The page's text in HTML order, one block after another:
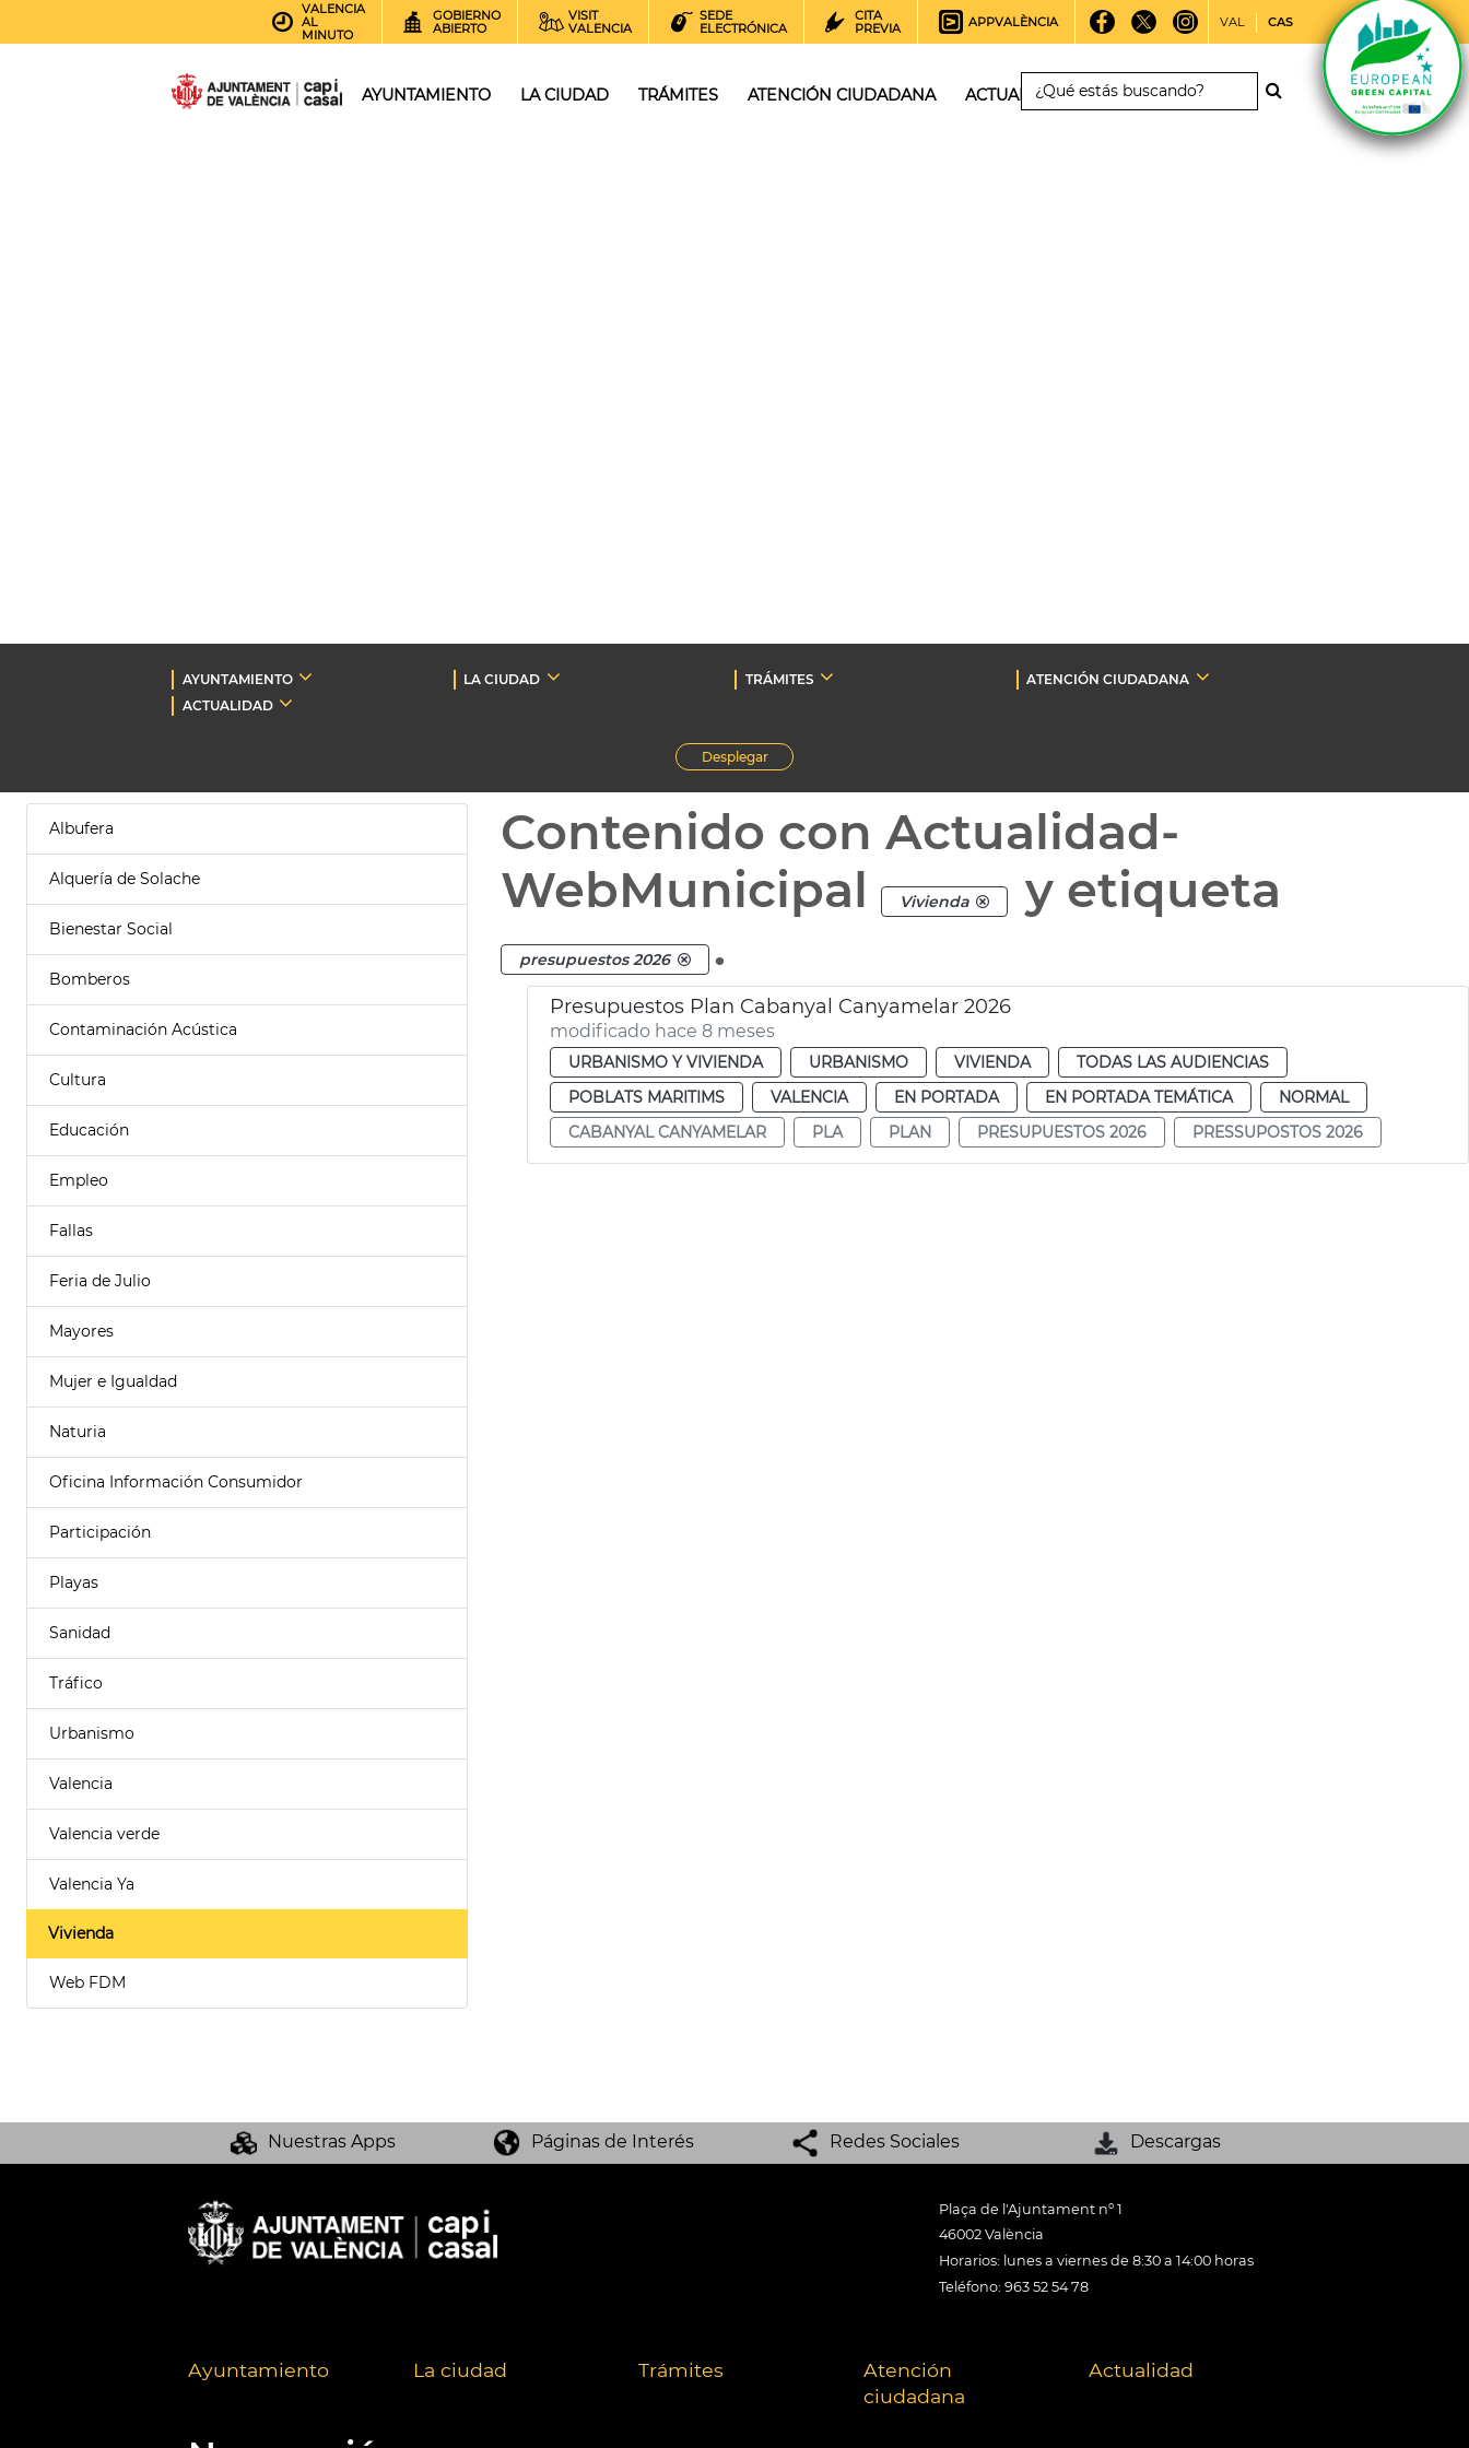
VALENCIA
AL
MINUTO
GOBIERNO
ABIERTO
VISIT
VALENCIA
SEDE
ELECTRÓNICA
CITA
PREVIA
APPVALÈNCIA VAL CAS
AYUNTAMIENTO LA CIUDAD TRÁMITES ATENCIÓN CIUDADANA ACTUALIDAD
AYUNTAMIENTO LA CIUDAD TRÁMITES
ATENCIÓN CIUDADANA
ACTUALIDAD
Desplegar
Albufera
Alquería de Solache
Bienestar Social
Bomberos
Contaminación Acústica
Cultura
Educación
Empleo
Fallas
Feria de Julio
Mayores
Mujer e Igualdad
Naturia
Oficina Información Consumidor
Participación
Playas
Sanidad
Tráfico
Urbanismo
Valencia
Valencia verde
Valencia Ya
Vivienda
Web FDM
Contenido con Actualidad-
WebMunicipal
Vivienda y etiqueta
presupuestos 2026 .
Presupuestos Plan Cabanyal Canyamelar 2026
modificado hace 8 meses
URBANISMO Y VIVIENDA URBANISMO VIVIENDA
TODAS LAS AUDIENCIAS
POBLATS MARITIMS
VALENCIA EN PORTADA EN PORTADA TEMÁTICA
NORMAL
CABANYAL CANYAMELAR
PLA PLAN PRESUPUESTOS 2026 PRESSUPOSTOS 2026
Nuestras Apps Páginas de Interés Redes Sociales Descargas
Plaça de l'Ajuntament nº 1
46002 València
Horarios: lunes a viernes de 8:30 a 14:00 horas
Teléfono: 963 52 54 78
Ayuntamiento La ciudad Trámites
Atención
ciudadana
Actualidad